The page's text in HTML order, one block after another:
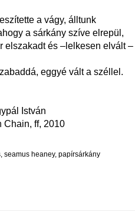
a vágy, álltunk
a sárkány szíve elrepül,
elszakadt és –lelkesen elvált –
eggyé vált a széllel.
István
Chain, ff, 2010
, seamus heaney, papírsárkány